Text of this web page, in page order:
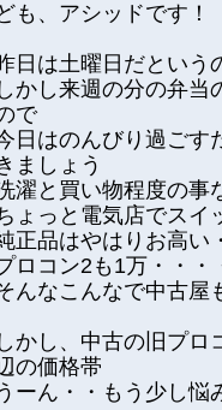
も、アシッドです！
日は土曜日だという
しかし来週の分の弁当
で
日はのんびり過ごす
ましょう
濯と買い物程度の事
ょっと電気店でスイ
正品はやはりお高い
ロコン2も1万・・
んなこんなで中古屋
しかし、中古の旧プロ
の価格帯
ーん・・もう少し悩